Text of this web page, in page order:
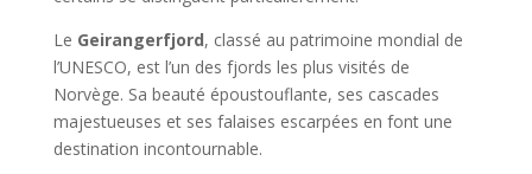
Le Geirangerfjord, classé au patrimoine mondial de
l’UNESCO, est l’un des fjords les plus visités de
Norvège. Sa beauté époustouflante, ses cascades
majestueuses et ses falaises escarpées en font une
destination incontournable.